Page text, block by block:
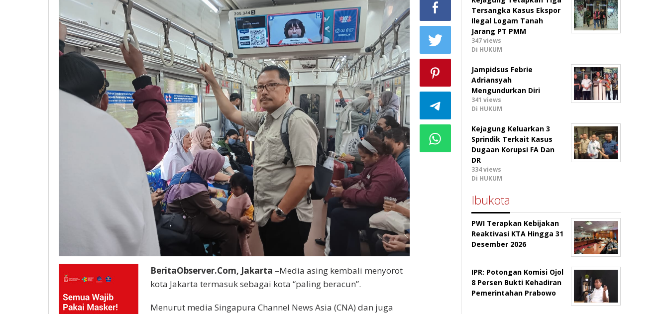
BeritaObserver.Com, Jakarta –Media asing kembali menyorot
kota Jakarta termasuk sebagai kota “paling beracun”.
Menurut media Singapura Channel News Asia (CNA) dan juga
Tersangka Kasus Ekspor
Ilegal Logam Tanah
Jarang PT PMM
347 views
Di HUKUM
Jampidsus Febrie
Adriansyah
Mengundurkan Diri
341 views
Di HUKUM
Kejagung Keluarkan 3
Sprindik Terkait Kasus
Dugaan Korupsi FA Dan
DR
334 views
Di HUKUM
Ibukota
PWI Terapkan Kebijakan
Reaktivasi KTA Hingga 31
Desember 2026
IPR: Potongan Komisi Ojol
8 Persen Bukti Kehadiran
Pemerintahan Prabowo